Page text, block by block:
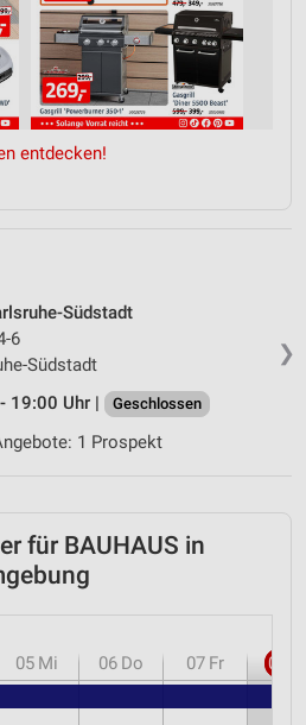
entdecken!
❯
Südstadt
6
Südstadt
19:00 Uhr |
Geschlossen
1 Prospekt
für BAUHAUS in
05 Mi 06 Do 07 Fr 08